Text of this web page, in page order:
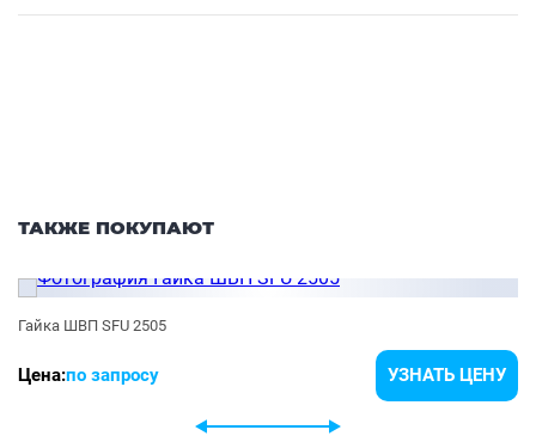
ТАКЖЕ ПОКУПАЮТ
Гайка ШВП SFU 2505
Цена:по запросу УЗНАТЬ ЦЕНУ